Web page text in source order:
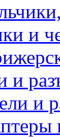
и
и
и